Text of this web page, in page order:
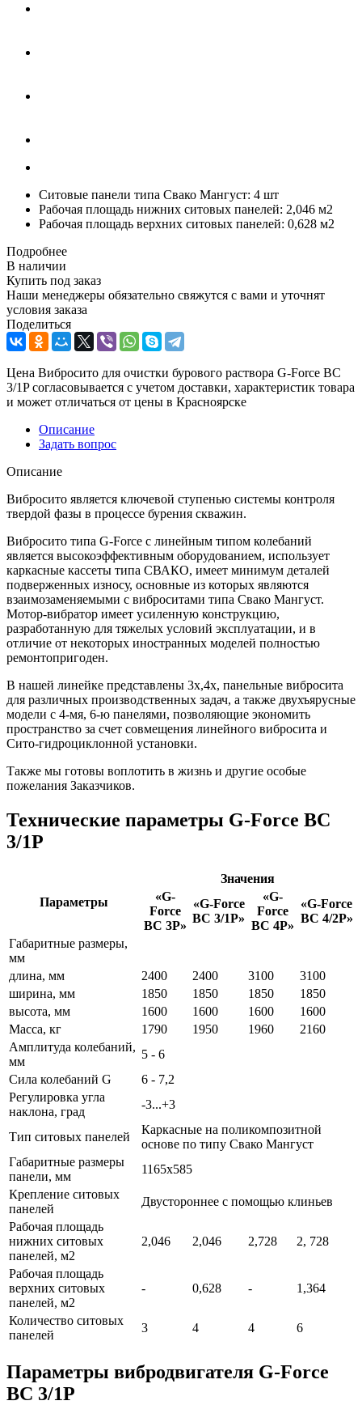
Ситовые панели типа Свако Мангуст: 4 шт
Рабочая площадь нижних ситовых панелей: 2,046 м2
Рабочая площадь верхних ситовых панелей: 0,628 м2
Подробнее
В наличии
Купить под заказ
Наши менеджеры обязательно свяжутся с вами и уточнят
условия заказа
Поделиться
Цена Вибросито для очистки бурового раствора G-Force ВС
3/1P согласовывается с учетом доставки, характеристик товара
и может отличаться от цены в Красноярске
Описание
Задать вопрос
Описание
Вибросито является ключевой ступенью системы контроля
твердой фазы в процессе бурения скважин.
Вибросито типа G-Force с линейным типом колебаний
является высокоэффективным оборудованием, использует
каркасные кассеты типа СВАКО, имеет минимум деталей
подверженных износу, основные из которых являются
взаимозаменяемыми с виброситами типа Свако Мангуст.
Мотор-вибратор имеет усиленную конструкцию,
разработанную для тяжелых условий эксплуатации, и в
отличие от некоторых иностранных моделей полностью
ремонтопригоден.
В нашей линейке представлены 3х,4х, панельные вибросита
для различных производственных задач, а также двухъярусные
модели с 4-мя, 6-ю панелями, позволяющие экономить
пространство за счет совмещения линейного вибросита и
Сито-гидроциклонной установки.
Также мы готовы воплотить в жизнь и другие особые
пожелания Заказчиков.
Технические параметры G-Force ВС
3/1P
Параметры
Значения
«G-
Force
ВС 3P»
«G-Force
ВС 3/1P»
«G-
Force
ВС 4P»
«G-Force
ВС 4/2P»
Габаритные размеры,
мм
длина, мм
2400 2400 3100
3100
ширина, мм
1850 1850 1850
1850
высота, мм
1600 1600 1600
1600
Масса, кг
1790 1950 1960
2160
Амплитуда колебаний,
мм
5 - 6
Сила колебаний G
6 - 7,2
Регулировка угла
наклона, град
-3...+3
Тип ситовых панелей
Каркасные на поликомпозитной
основе по типу Свако Мангуст
Габаритные размеры
панели, мм
1165х585
Крепление ситовых
панелей
Двустороннее с помощью клиньев
Рабочая площадь
нижних ситовых
панелей, м2
2,046 2,046 2,728 2, 728
Рабочая площадь
верхних ситовых
панелей, м2
- 0,628 - 1,364
Количество ситовых
панелей
3 4 4 6
Параметры вибродвигателя G-Force
ВС 3/1P